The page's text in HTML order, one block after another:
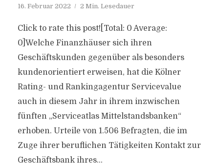
16. Februar 2022 2 Min. Lesedauer
Click to rate this post![Total: 0 Average:
0]Welche Finanzhäuser sich ihren
Geschäftskunden gegenüber als besonders
kundenorientiert erweisen, hat die Kölner
Rating- und Rankingagentur Servicevalue
auch in diesem Jahr in ihrem inzwischen
fünften „Serviceatlas Mittelstandsbanken“
erhoben. Urteile von 1.506 Befragten, die im
Zuge ihrer beruflichen Tätigkeiten Kontakt zur
Geschäftsbank ihres...